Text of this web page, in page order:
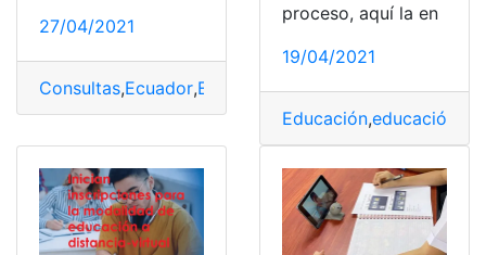
27/04/2021
Consultas,Ecuador,Educación,educación a distancia,
proceso, aquí la en
19/04/2021
Educación,educación a